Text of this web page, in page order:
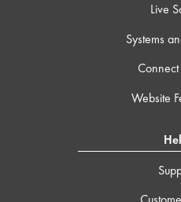
Live
Systems
Website